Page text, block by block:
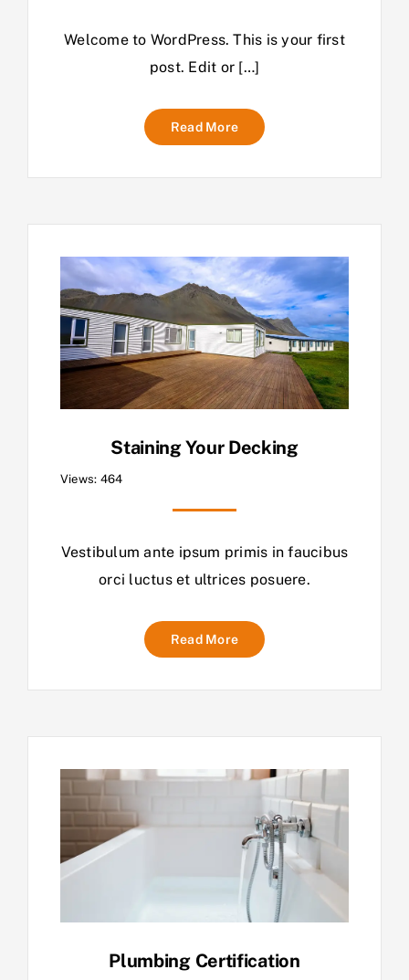
Welcome to WordPress. This is your first
post. Edit or […]
Read More
Staining Your Decking
Views: 464
Vestibulum ante ipsum primis in faucibus
orci luctus et ultrices posuere.
Read More
Plumbing Certification